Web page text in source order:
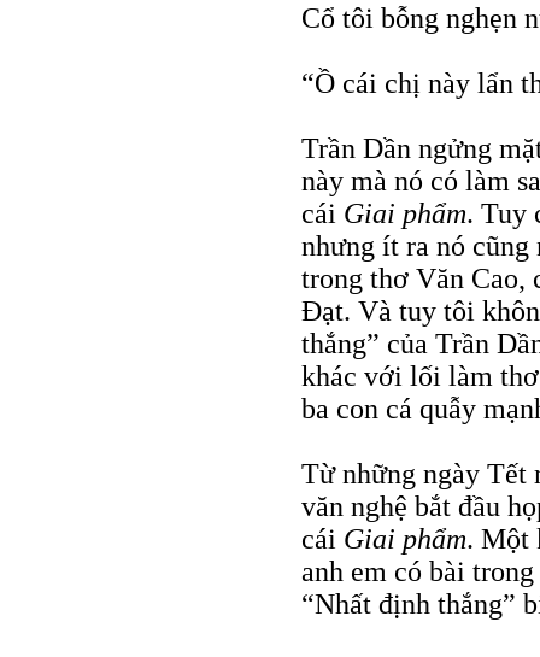
Cổ tôi bỗng nghẹn
“Ồ cái chị này lẩn
Trần Dần ngửng
này mà nó có làm
cái Giai phẩm. Tuy
nhưng ít ra nó cũng
trong thơ Văn Cao,
Đạt. Và tuy tôi
thắng” của Trần
khác với lối làm
ba con cá quẫy
Từ những ngày Tết
văn nghệ bắt đầu
cái Giai phẩm. Một
anh em có bài
“Nhất định thắng”